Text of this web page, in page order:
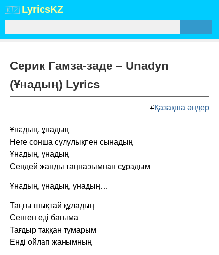
🇰🇿 LyricsKZ
Серик Гамза-заде – Unadyn
(Ұнадың) Lyrics
#Қазақша әндер
Ұнадың, ұнадың
Неге сонша сұлулықпен сынадың
Ұнадың, ұнадың
Сендей жанды таңнарымнан сұрадым
Ұнадың, ұнадың, ұнадың…
Таңғы шықтай құладың
Сенген еді бағыма
Тағдыр таққан тұмарым
Енді ойлап жанымның